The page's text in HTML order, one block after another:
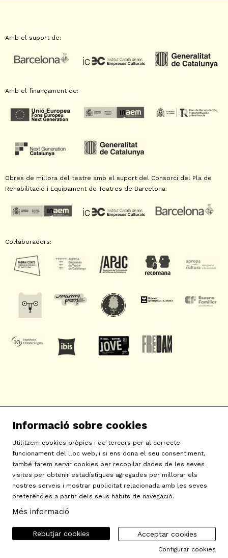
Amb el suport de:
Amb el finançament de:
Obres de millora del teatre amb el suport del Consorci del Pla de
Rehabilitació i Equipament de Teatres de Barcelona:
Col·laboradors:
c/ Neopàtria, 54
08030 Barcelona
info@sat-teatre.cat | 933457930
Sitemap | Avís Legal | Ús de Cookies | Contactar
Política de privacitat | Declaració d'accessibilitat
Informació sobre cookies
Utilitzem cookies pròpies i de tercers per al correcte
funcionament del lloc web, i si ens dona el seu consentiment,
també farem servir cookies per recopilar dades de les seves
visites per obtenir estadístiques agregades per millorar els
nostres serveis i mostrar publicitat relacionada amb les seves
preferències a partir dels seus hàbits de navegació.
Més informació
Acceptar cookies
Rebutjar cookies
Configurar cookies